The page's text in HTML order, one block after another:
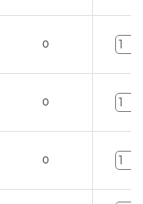
0
0
0